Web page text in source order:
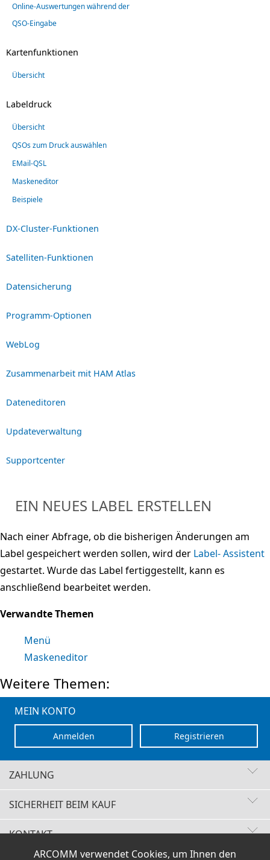
ARCOMM verwendet Cookies, um Ihnen den
Online-Auswertungen während der
QSO-Eingabe
Kartenfunktionen
Übersicht
Labeldruck
Übersicht
QSOs zum Druck auswählen
EMail-QSL
Maskeneditor
Beispiele
DX-Cluster-Funktionen
Satelliten-Funktionen
Datensicherung
Programm-Optionen
WebLog
Zusammenarbeit mit HAM Atlas
Dateneditoren
Updateverwaltung
Supportcenter
EIN NEUES LABEL ERSTELLEN
Nach einer Abfrage, ob die bisherigen Änderungen am
Label gespeichert werden sollen, wird der Label- Assistent
gestartet. Wurde das Label fertiggestellt, kann es
anschließend bearbeitet werden.
Verwandte Themen
Menü
Maskeneditor
Weitere Themen:
MEIN KONTO
Registrieren
Anmelden
ZAHLUNG
SICHERHEIT BEIM KAUF
Käuferschutz
KONTAKT